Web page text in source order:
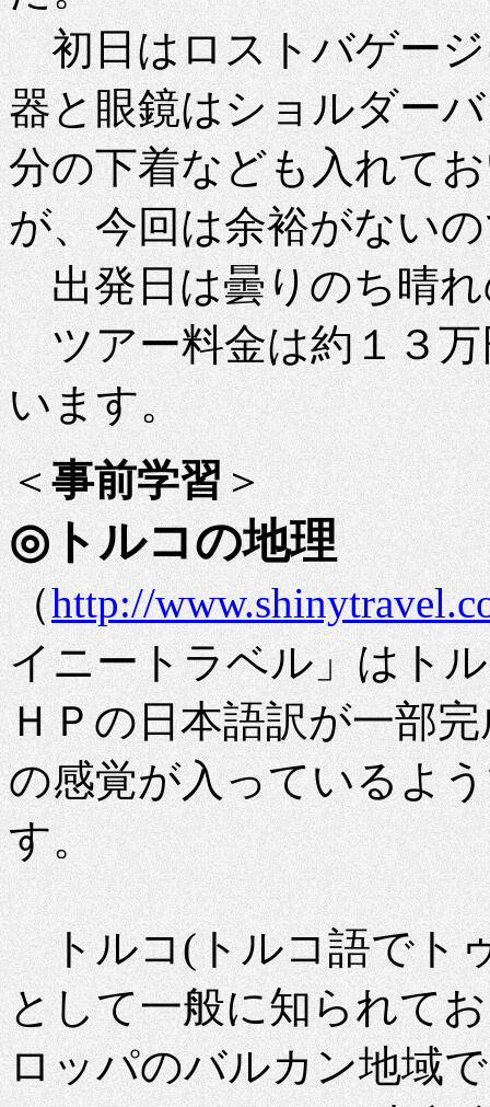
初日はロストバゲージ
器と眼鏡はショルダー
分の下着なども入れて
が、今回は余裕がない
出発日は曇りのち晴れ
ツアー料金は約１３万
います。
＜事前学習＞
◎トルコの地理
（http://
イニートラベル」はト
ＨＰの日本語訳が一部
の感覚が入っているよ
す。
トルコ(トルコ語でト
として一般に知られて
ロッパのバルカン地域